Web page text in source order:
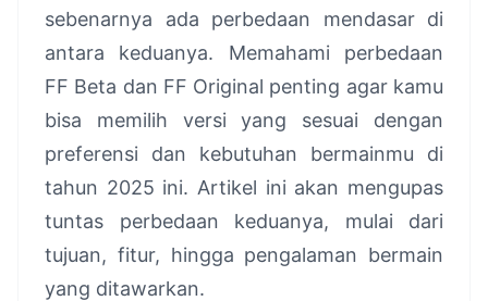
sebenarnya ada perbedaan mendasar di
antara keduanya. Memahami perbedaan
FF Beta dan FF Original penting agar kamu
bisa memilih versi yang sesuai dengan
preferensi dan kebutuhan bermainmu di
tahun 2025 ini. Artikel ini akan mengupas
tuntas perbedaan keduanya, mulai dari
tujuan, fitur, hingga pengalaman bermain
yang ditawarkan.